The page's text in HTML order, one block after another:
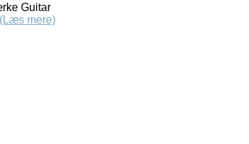
Guitar
(Læs mere)